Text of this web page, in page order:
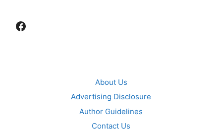
Facebook
About Us
Advertising Disclosure
Author Guidelines
Contact Us